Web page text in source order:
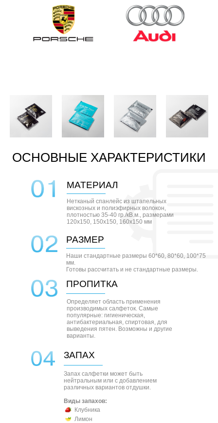
ОСНОВНЫЕ ХАРАКТЕРИСТИКИ
МАТЕРИАЛ
Нетканый спанлейс из штапельных
вискозных и полиэфирных волокон,
плотностью 35-40 гр./кВ.м., размерами
120х150, 150х150, 160х150 мм
РАЗМЕР
Наши стандартные размеры 60*60, 80*60, 100*75
мм.
Готовы рассчитать и не стандартные размеры.
ПРОПИТКА
Определяет область применения
производимых салфеток. Самые
популярные: гигиеническая,
антибактериальная, спиртовая, для
выведения пятен. Возможны и другие
варианты.
ЗАПАХ
Запах салфетки может быть
нейтральным или с добавлением
различных вариантов отдушки.
Виды запахов:
Клубника
Лимон